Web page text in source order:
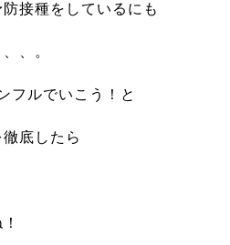
接種をしているにも
、。
フルでいこう！と
底したら